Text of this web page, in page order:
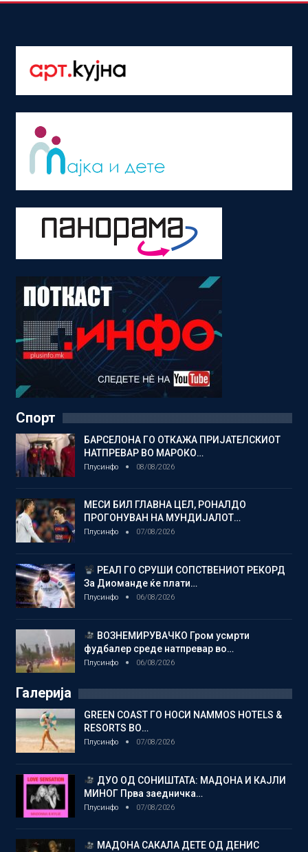
Спорт
БАРСЕЛОНА ГО ОТКАЖА ПРИЈАТЕЛСКИОТ
НАТПРЕВАР ВО МАРОКО…
Плусинфо 08/08/2026
МЕСИ БИЛ ГЛАВНА ЦЕЛ, РОНАЛДО
ПРОГОНУВАН НА МУНДИЈАЛОТ…
Плусинфо 07/08/2026
РЕАЛ ГО СРУШИ СОПСТВЕНИОТ РЕКОРД
За Диоманде ќе плати…
Плусинфо 06/08/2026
ВОЗНЕМИРУВАЧКО Гром усмрти
фудбалер среде натпревар во…
Плусинфо 06/08/2026
Галерија
GREEN COAST ГО НОСИ NAMMOS HOTELS &
RESORTS ВО…
Плусинфо 07/08/2026
ДУО ОД СОНИШТАТА: МАДОНА И КАЈЛИ
МИНОГ Прва заедничка…
Плусинфо 07/08/2026
МАДОНА САКАЛА ДЕТЕ ОД ДЕНИС